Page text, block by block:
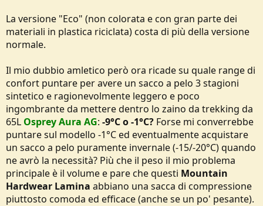
La versione "Eco" (non colorata e con gran parte dei
materiali in plastica riciclata) costa di più della versione
normale.
Il mio dubbio amletico però ora ricade su quale range di
confort puntare per avere un sacco a pelo 3 stagioni
sintetico e ragionevolmente leggero e poco
ingombrante da mettere dentro lo zaino da trekking da
65L Osprey Aura AG: -9°C o -1°C? Forse mi converrebbe
puntare sul modello -1°C ed eventualmente acquistare
un sacco a pelo puramente invernale (-15/-20°C) quando
ne avrò la necessità? Più che il peso il mio problema
principale è il volume e pare che questi Mountain
Hardwear Lamina abbiano una sacca di compressione
piuttosto comoda ed efficace (anche se un po' pesante).